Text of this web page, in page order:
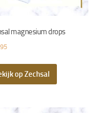
magnesium drops
op Zechsal